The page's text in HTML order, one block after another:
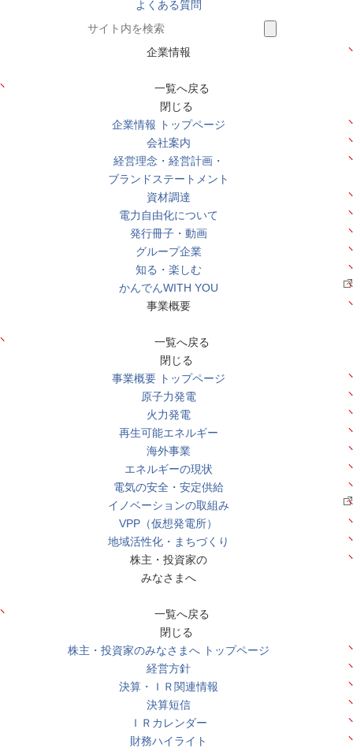
よくある質問
企業情報
一覧へ戻る
閉じる
企業情報 トップページ
会社案内
経営理念・経営計画・
ブランドステートメント
資材調達
電力自由化について
発行冊子・動画
グループ企業
知る・楽しむ
かんでんWITH YOU
事業概要
一覧へ戻る
閉じる
事業概要 トップページ
原子力発電
火力発電
再生可能エネルギー
海外事業
エネルギーの現状
電気の安全・安定供給
イノベーションの取組み
VPP（仮想発電所）
地域活性化・まちづくり
株主・投資家の
みなさまへ
一覧へ戻る
閉じる
株主・投資家のみなさまへ トップページ
経営方針
決算・ＩＲ関連情報
決算短信
ＩＲカレンダー
財務ハイライト